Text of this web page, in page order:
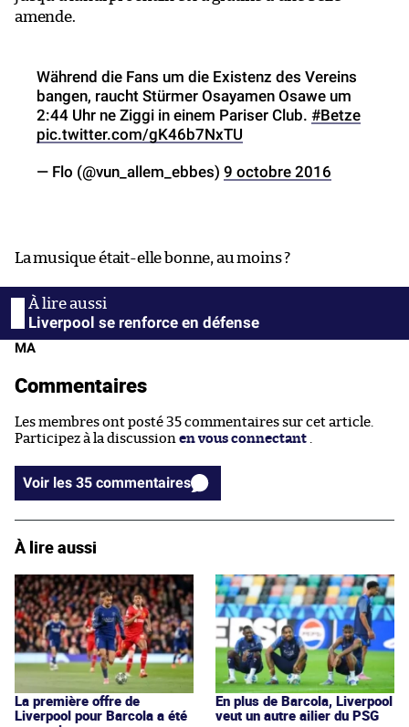
amende.
Während die Fans um die Existenz des Vereins
bangen, raucht Stürmer Osayamen Osawe um
2:44 Uhr ne Ziggi in einem Pariser Club. #Betze
pic.twitter.com/gK46b7NxTU
— Flo (@vun_allem_ebbes) 9 octobre 2016
La musique était-elle bonne, au moins ?
Liverpool se renforce en défense
MA
Commentaires
Les membres ont posté 35 commentaires sur cet article.
Participez à la discussion en vous connectant .
Voir les 35 commentaires
À lire aussi
La première offre de
Liverpool pour Barcola a été
En plus de Barcola, Liverpool
veut un autre ailier du PSG